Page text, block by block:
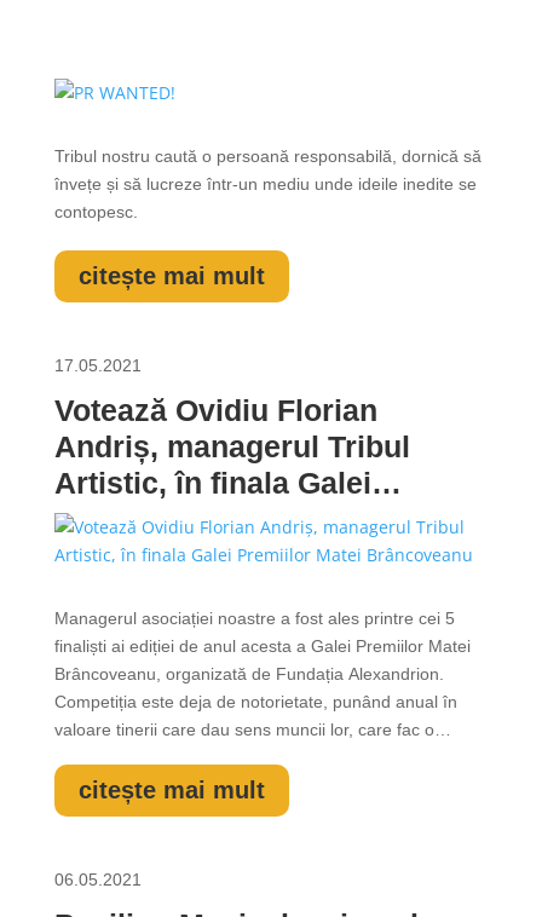
Tribul nostru caută o persoană responsabilă, dornică să
învețe și să lucreze într-un mediu unde ideile inedite se
contopesc.
citește mai mult
17.05.2021
Votează Ovidiu Florian
Andriș, managerul Tribul
Artistic, în finala Galei
Premiilor Matei Brâncoveanu
Managerul asociației noastre a fost ales printre cei 5
finaliști ai ediției de anul acesta a Galei Premiilor Matei
Brâncoveanu, organizată de Fundația Alexandrion.
Competiția este deja de notorietate, punând anual în
valoare tinerii care dau sens muncii lor, care fac o
derulează. Personalități remarcabile în domeniile lor de
activitate...
citește mai mult
06.05.2021